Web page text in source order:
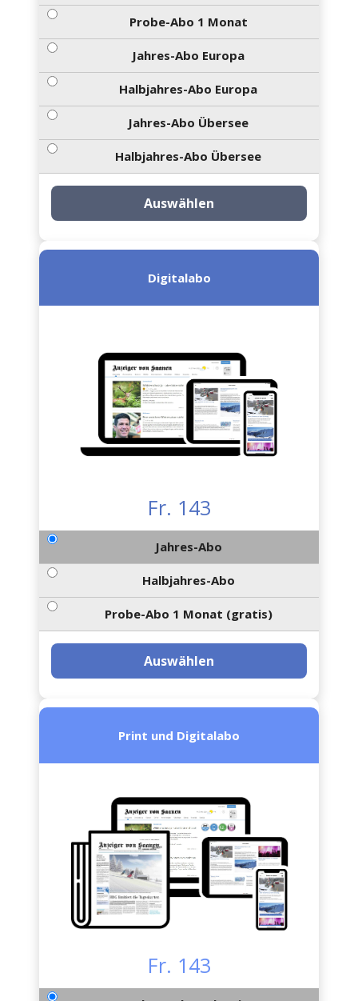
Probe-Abo 1 Monat
Jahres-Abo Europa
Halbjahres-Abo Europa
Jahres-Abo Übersee
Halbjahres-Abo Übersee
Auswählen
Digitalabo
Fr. 143
Jahres-Abo
Halbjahres-Abo
Probe-Abo 1 Monat (gratis)
Auswählen
Print und Digitalabo
Fr. 143